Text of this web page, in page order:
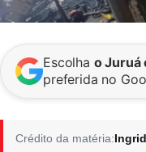
Escolha o Juruá
preferida no
Crédito da matéria: